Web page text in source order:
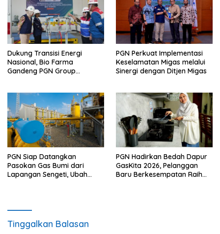
Dukung Transisi Energi
Nasional, Bio Farma
Gandeng PGN Group
PGN Perkuat Implementasi
Keselamatan Migas melalui
Sinergi dengan Ditjen Migas
PGN Siap Datangkan
Pasokan Gas Bumi dari
Lapangan Sengeti, Ubah
PGN Hadirkan Bedah Dapur
GasKita 2026, Pelanggan
Baru Berkesempatan Raih
Tinggalkan Balasan